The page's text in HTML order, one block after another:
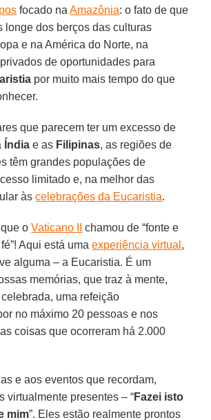
focado naAmazônia: o fato de que
longe dos berços das culturas
e na América do Norte, na
de oportunidades para
por muito mais tempo do que
que parecem ter um excesso de
Índia e as Filipinas, as regiões de
têm grandes populações de
limitado e, na melhor das
àscelebrações da Eucaristia.
que oVaticano II
chamou de “fonte e
Aqui está umaexperiência virtual ,
alguma – a Eucaristia. É um
memórias, que traz à mente,
uma refeição
no máximo 20 pessoas e nos
coisas que ocorreram há 2.000
e aos eventos que recordam,
virtualmente presentes – “Fazei isto
mim”. Eles estão realmente prontos